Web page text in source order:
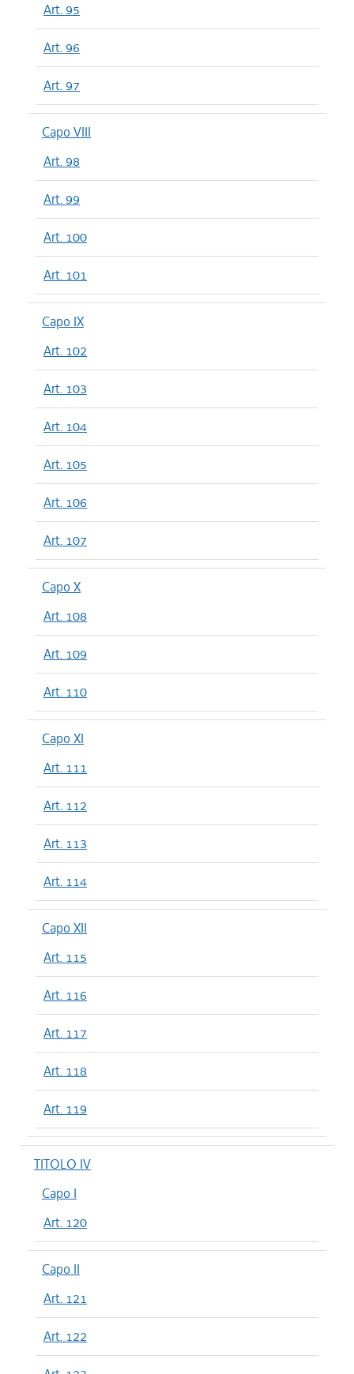
Art. 95
Art. 96
Art. 97
Capo VIII
Art. 98
Art. 99
Art. 100
Art. 101
Capo IX
Art. 102
Art. 103
Art. 104
Art. 105
Art. 106
Art. 107
Capo X
Art. 108
Art. 109
Art. 110
Capo XI
Art. 111
Art. 112
Art. 113
Art. 114
Capo XII
Art. 115
Art. 116
Art. 117
Art. 118
Art. 119
TITOLO IV
Capo I
Art. 120
Capo II
Art. 121
Art. 122